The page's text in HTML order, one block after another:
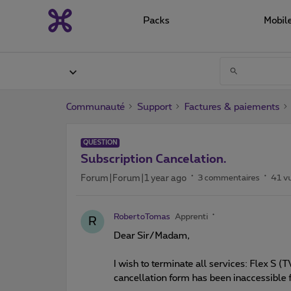
Packs
Communauté Support Factures & paiements
QUESTION
Subscription Cancelation.
Forum|Forum|1 year ago 3 commentaires 41
R RobertoTomas Apprenti
Dear Sir/Madam,
I wish to terminate all services: Flex S
cancellation form has been inaccessible